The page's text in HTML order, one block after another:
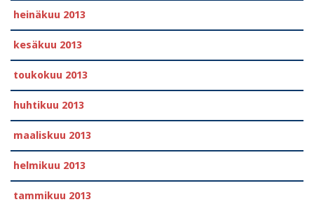
heinäkuu 2013
kesäkuu 2013
toukokuu 2013
huhtikuu 2013
maaliskuu 2013
helmikuu 2013
tammikuu 2013